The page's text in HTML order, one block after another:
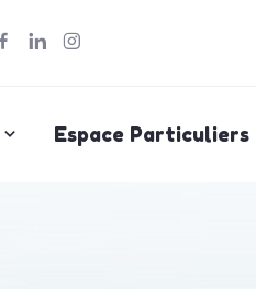
Espace Particuliers